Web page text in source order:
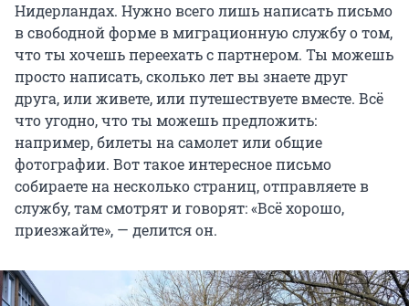
Нидерландах. Нужно всего лишь написать письмо
в свободной форме в миграционную службу о том,
что ты хочешь переехать с партнером. Ты можешь
просто написать, сколько лет вы знаете друг
друга, или живете, или путешествуете вместе. Всё
что угодно, что ты можешь предложить:
например, билеты на самолет или общие
фотографии. Вот такое интересное письмо
собираете на несколько страниц, отправляете в
службу, там смотрят и говорят: «Всё хорошо,
приезжайте», — делится он.